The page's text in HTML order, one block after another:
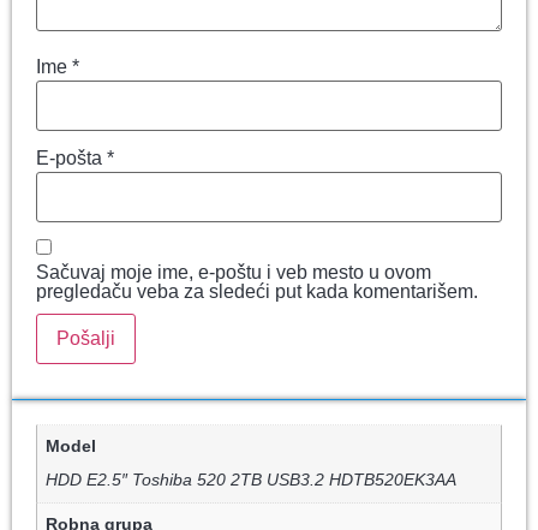
Ime *
E-pošta *
Sačuvaj moje ime, e-poštu i veb mesto u ovom
pregledaču veba za sledeći put kada komentarišem.
Model
HDD E2.5″ Toshiba 520 2TB USB3.2 HDTB520EK3AA
Robna grupa